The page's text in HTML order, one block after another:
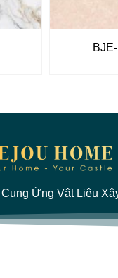
Cung Ứng Vật Liệu